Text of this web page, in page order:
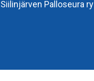
Siilinjärven Palloseura ry